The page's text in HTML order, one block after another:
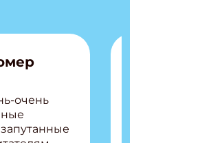
очень